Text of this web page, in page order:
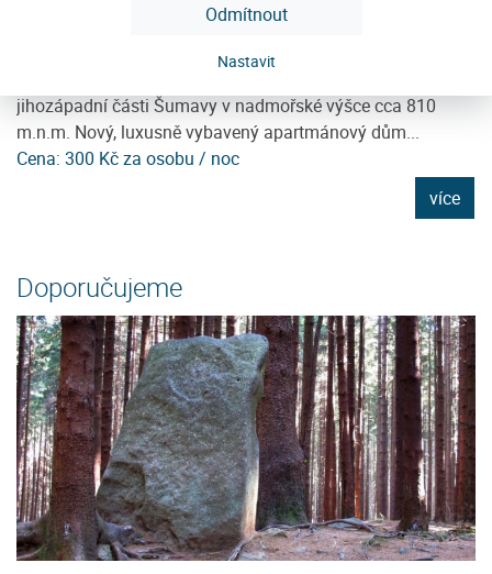
Odmítnout
Nastavit
jihozápadní části Šumavy v nadmořské výšce cca 810
m.n.m. Nový, luxusně vybavený apartmánový dům...
Cena: 300 Kč za osobu / noc
více
Doporučujeme